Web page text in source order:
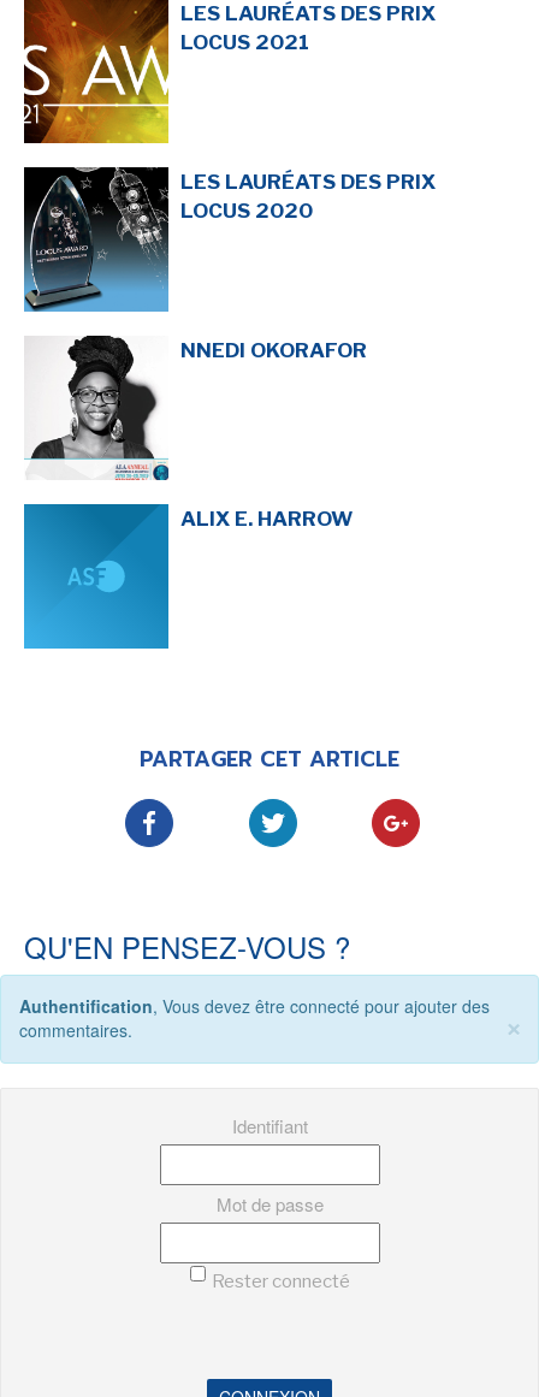
LES LAURÉATS DES PRIX
LOCUS 2021
LES LAURÉATS DES PRIX
LOCUS 2020
NNEDI OKORAFOR
ALIX E. HARROW
PARTAGER CET ARTICLE
QU'EN PENSEZ-VOUS ?
Authentification, Vous devez être connecté pour ajouter des
commentaires.
×
Identifiant
Mot de passe
Rester connecté